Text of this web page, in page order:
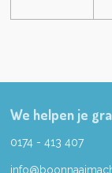
We helpen je
0174 - 413 407